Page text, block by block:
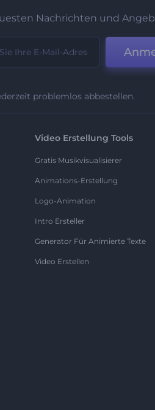
Nachrichten und
problemlos abbestellen.
Video Erstellung Tools
Gratis Musikvisualisierer
Animations-Erstellung
Logo-Animation
Intro Ersteller
Generator Für Animierte Texte
Video Erstellen